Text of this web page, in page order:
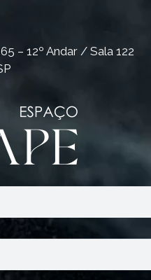
– 12º Andar / Sala 122